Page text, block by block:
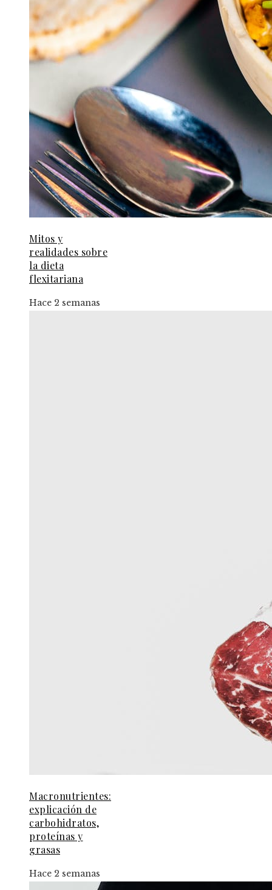
Mitos y
realidades sobre
la dieta
flexitariana
Hace 2 semanas
Macronutrientes:
explicación de
carbohidratos,
proteínas y
grasas
Hace 2 semanas